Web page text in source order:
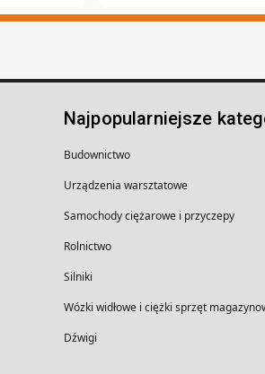
Najpopularniejsze
Budownictwo
Urządzenia warsztatowe
Samochody ciężarowe i przyczepy
Rolnictwo
Silniki
Wózki widłowe i ciężki sprzęt
Dźwigi